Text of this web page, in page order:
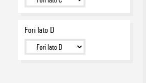
Fori lato D